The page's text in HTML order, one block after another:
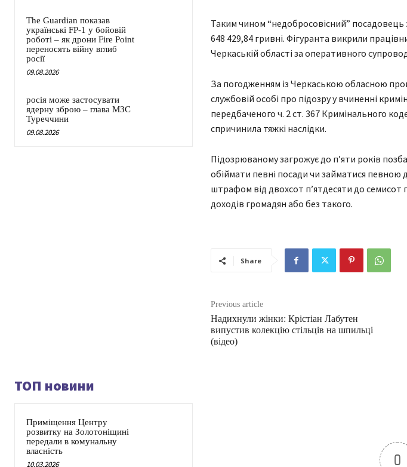
The Guardian показав
українські FP-1 у бойовій
роботі – як дрони Fire Point
переносять війну вглиб
росії
09.08.2026
росія може застосувати
ядерну зброю – глава МЗС
Туреччини
09.08.2026
Таким чином “недобросовісний”
648 429,84 гривні. Фігуранта викрили
Черкаській області за оперативного
За погодженням із Черкаською обласною
службовій особі про підозру у вчиненні
передбаченого ч. 2 ст. 367 Кримінального
спричинила тяжкі наслідки.
Підозрюваному загрожує до п’яти років
обіймати певні посади чи займатися певною
штрафом від двохсот п’ятдесяти до семисот
доходів громадян або без такого.
Share
Previous article
Надихнули жінки: Крістіан Лабутен
випустив колекцію стільців на шпильці
(відео)
ТОП новини
Приміщення Центру
розвитку на Золотоніщині
передали в комунальну
власність
10.03.2026 0